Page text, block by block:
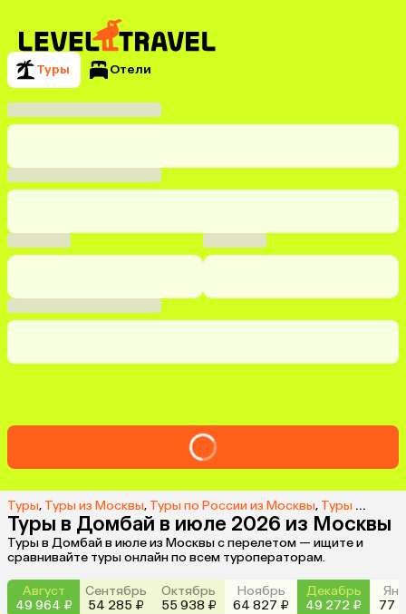
Туры Отели
Туры, Туры из Москвы, Туры по России из Москвы, Туры в Домбай из Москвы
Туры в Домбай в июле 2026 из Москвы
Туры в Домбай в июле из Москвы с перелетом — ищите и
сравнивайте туры онлайн по всем туроператорам.
Август
49 964 ₽
Сентябрь
54 285 ₽
Октябрь
55 938 ₽
Ноябрь
64 827 ₽
Декабрь
49 272 ₽
77